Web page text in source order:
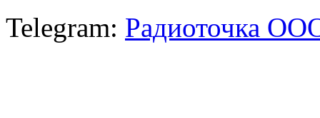
Telegram: Радиоточка